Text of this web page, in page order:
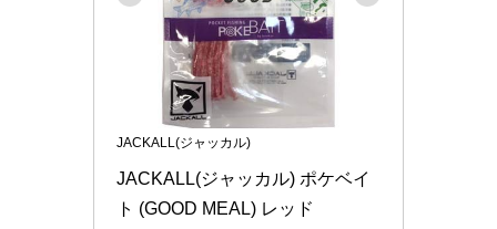
JACKALL(ジャッカル)
JACKALL(ジャッカル) ポケベイ
ト (GOOD MEAL) レッド